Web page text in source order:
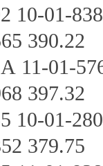
10-01-
390.22
11-01-
397.32
10-01-
379.75